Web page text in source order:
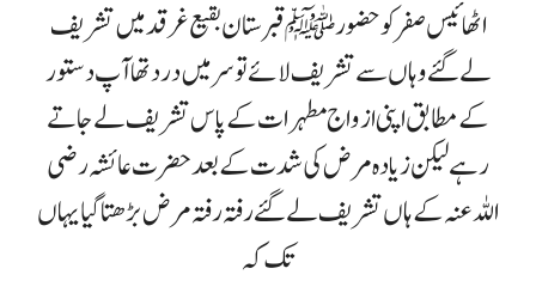
اٹھائیس صفر کو حضور ﷺ قبرستان بقیع غرقد میں تشریف
لے گئے وہاں سے تشریف لائے تو سر میں درد تھا آپ دستور
کے مطابق اپنی ازواج مطہرات کے پاس تشریف لے جاتے
رہے لیکن زیادہ مرض کی شدت کے بعد حضرت عائشہ رضی
اللہ عنہ کے ہاں تشریف لے گئے رفتہ رفتہ مرض بڑھتا گیا یہاں
تک کہ